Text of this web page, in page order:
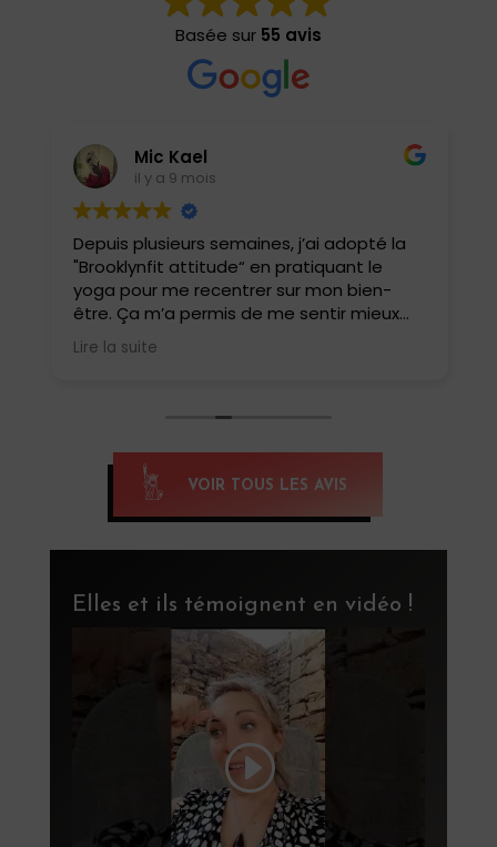
Basée sur 55 avis
Mic Kael
il y a 9 mois
Depuis plusieurs semaines, j’ai adopté la
"Brooklynfit attitude“ en pratiquant le
yoga pour me recentrer sur mon bien-
être. Ça m’a permis de me sentir mieux
dans ma tête et mon corps. J’ai
également pu tester le yoga HIIT, une
tellement de bien . Un yoga pas comme
les autres.
Si tu veux te reconnecter et te renforcer,
c’est yoga HIIT qu’il faut pratiquer, merci
Anissa pour cette belle découverte,
Lire la suite
VOIR TOUS LES AVIS
Elles et ils témoignent en vidéo !